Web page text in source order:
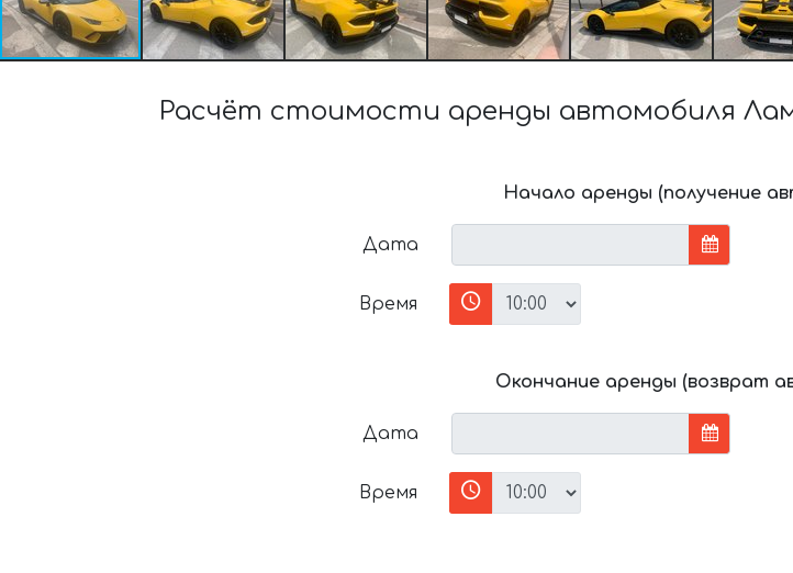
Расчёт стоимости аренды автомобиля
Начало аренды (получение
Дата
Время
Окончание аренды (возврат
Дата
Время